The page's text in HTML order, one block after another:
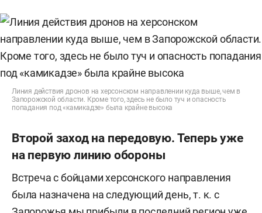
Линия действия дронов на херсонском направлении куда выше, чем в
Запорожской области. Кроме того, здесь не было туч и опасность
попадания под «камикадзе» была крайне высока
Второй заход на передовую. Теперь уже
на первую линию обороны
Встреча с бойцами херсонского направления
была назначена на следующий день, т. к. с